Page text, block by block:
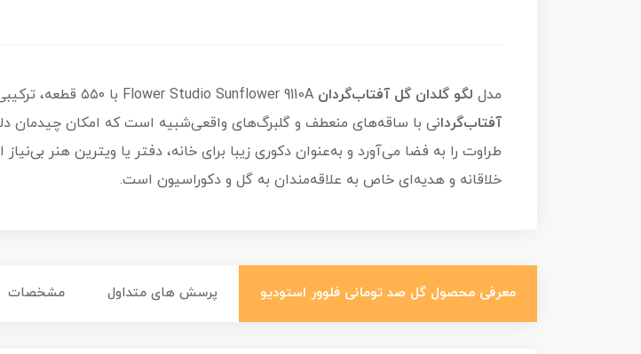
مدل لگو گلدان گل آفتاب‌گردان
آفتاب‌گردانی با ساقه‌های منعطف و گلبرگ‌های واقعی‌شبیه است که امکان چیدمان
طراوت را به فضا می‌آورد و به‌عنوان دکوری زیبا برای خانه، دفتر یا ویترین هنر
خلاقانه و هدیه‌ای خاص به علاقه‌مندان به گل و دکوراسیون است.
معرفی محصول گل صد تومانی فلوور استودیو پرسش های متداول مشخصات